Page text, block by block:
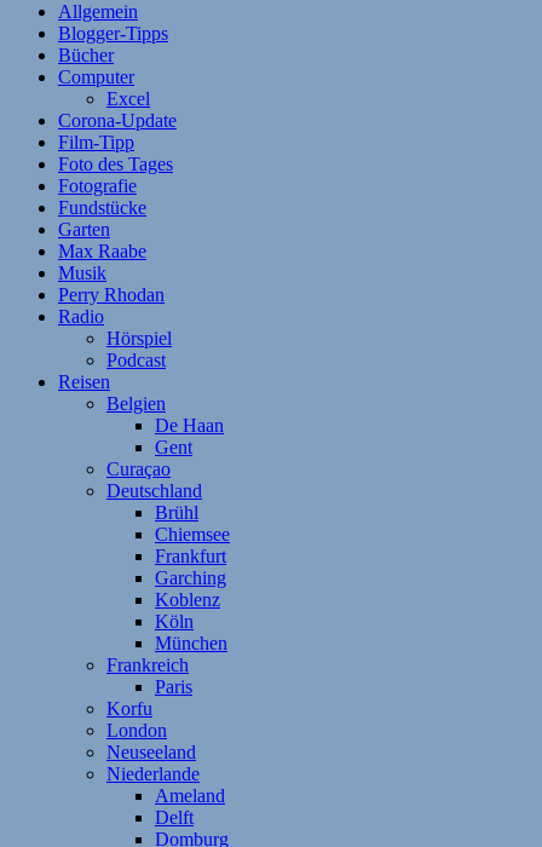
Allgemein
Blogger-Tipps
Bücher
Computer
Excel
Corona-Update
Film-Tipp
Foto des Tages
Fotografie
Fundstücke
Garten
Max Raabe
Musik
Perry Rhodan
Radio
Hörspiel
Podcast
Reisen
Belgien
De Haan
Gent
Curaçao
Deutschland
Brühl
Chiemsee
Frankfurt
Garching
Koblenz
Köln
München
Frankreich
Paris
Korfu
London
Neuseeland
Niederlande
Ameland
Delft
Domburg